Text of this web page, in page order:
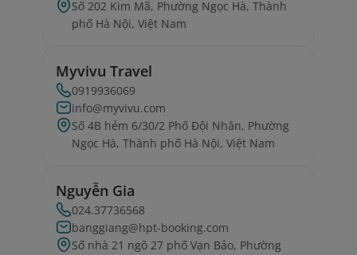
Số 202 Kim Mã, Phường Ngọc Hà, Thành
phố Hà Nội, Việt Nam
Myvivu Travel
0919936069
info@myvivu.com
Số 4B hẻm 6/30/2 Phố Đội Nhân, Phường
Ngọc Hà, Thành phố Hà Nội, Việt Nam
Nguyễn Gia
024.37736568
banggiang@hpt-booking.com
Số nhà 21 ngõ 27 phố Vạn Bảo, Phường